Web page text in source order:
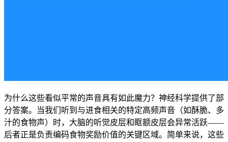
为什么这些看似平常的声音具有如此魔力？神经科学提供了部
分答案。当我们听到与进食相关的特定高频声音（如酥脆、多
汁的食物声）时，大脑的听觉皮层和眶额皮层会异常活跃——
后者正是负责编码食物奖励价值的关键区域。简单来说，这些